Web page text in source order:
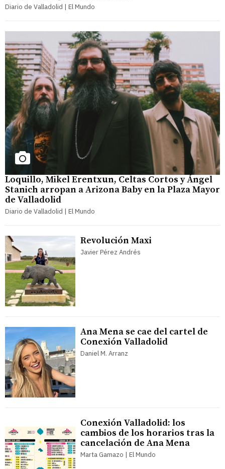
Diario de Valladolid | El Mundo
Loquillo, Mikel Erentxun, Celtas Cortos y Ángel
Stanich arropan a Arizona Baby en la Plaza Mayor
de Valladolid
Diario de Valladolid | El Mundo
Revolución Maxi
Javier Pérez Andrés
Ana Mena se cae del cartel de
Conexión Valladolid
Daniel M. Arranz
Conexión Valladolid: los
cambios de los horarios tras la
cancelación de Ana Mena
Marta Gamazo | El Mundo